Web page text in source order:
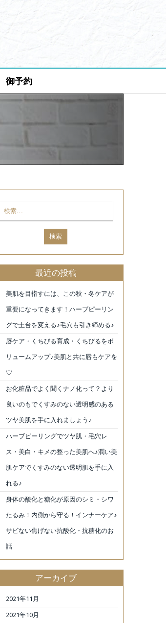
御予約
最近の投稿
美肌を目指すには、この秋・冬ケアが
重要になってきます！ハーブピーリン
グで土台を変える♪毛穴も引き締める♪
唇ケア・くちびる育成・くちびるをボ
リュームアップ♪美肌と共に唇もケアを
♡
お化粧品でよく聞くナノ化って？より
良いのもでくすみのない透明感のある
ツヤ美肌を手に入れましょう♪
ハーブピーリングでツヤ肌・毛穴レ
ス・美白・キメの整った美肌へ♪潤い美
肌ケアでくすみのない透明肌を手に入
れる♪
身体の酸化と糖化が原因のシミ・シワ
たるみ！内側から守る！インナーケア♪
サビない焦げない抗酸化・抗糖化のお
話
アーカイブ
2021年11月
2021年10月